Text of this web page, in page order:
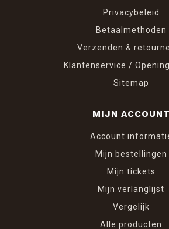
Privacybeleid
Betaalmethoden
Verzenden &
Klantenservice /
Sitemap
MIJN ACCOUNT
Account
Mijn bestellingen
Mijn tickets
Mijn verlanglijst
Vergelijk
Alle producten